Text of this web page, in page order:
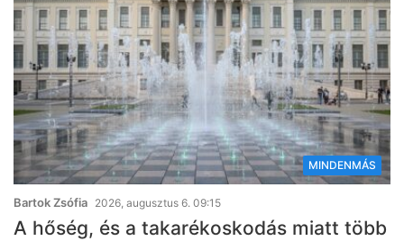
MINDENMÁS
Bartok Zsófia 2026, augusztus 6. 09:15
A hőség, és a takarékoskodás miatt több